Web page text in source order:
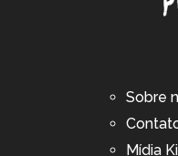
Sobre
Mídia